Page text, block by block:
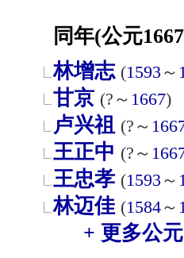
同年(公元1667
林增志 (1593 ～
甘京 (?～ 1667)
卢兴祖 (?～
王正中 (?～
王忠孝 (1593 ～
林迈佳 (1584～
+ 更多公